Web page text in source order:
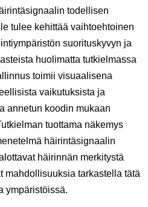
todellisen
tulee kehittää vaihtoehtoinen
suorituskyvyn ja
huolimatta tutkielmassa
toimii visuaalisena
vaikutuksista ja
annetun koodin mukaan
tuottama näkemys
häirintäsignaalin
häirinnän merkitystä
mahdollisuuksia tarkastella tätä
ympäristöissä.